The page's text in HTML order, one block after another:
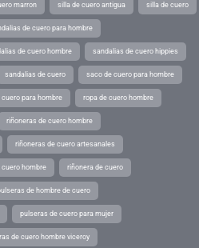
marron silla de cuero antigua silla de cuero
de cuero para hombre
de cuero hombre sandalias de cuero hippies
sandalias de cuero saco de cuero para hombre
cuero para hombre ropa de cuero hombre
riñoneras de cuero hombre
riñoneras de cuero artesanales
cuero hombre riñonera de cuero
de hombre de cuero
pulseras de cuero para mujer
de cuero hombre viceroy